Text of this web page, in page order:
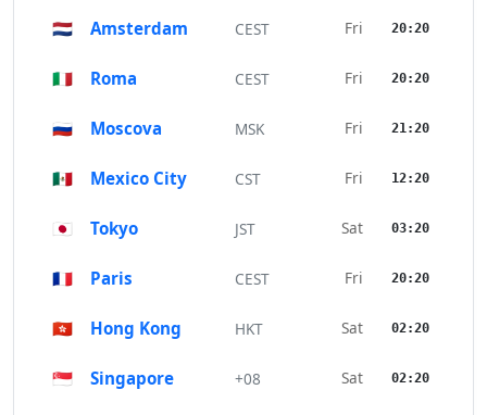
🇳🇱 Amsterdam CEST Fri 20:20
🇮🇹 Roma CEST Fri 20:20
🇷🇺 Moscova MSK Fri 21:20
🇲🇽 Mexico City CST Fri 12:20
🇯🇵 Tokyo JST Sat 03:20
🇫🇷 Paris CEST Fri 20:20
🇭🇰 Hong Kong HKT Sat 02:20
🇸🇬 Singapore +08 Sat 02:20